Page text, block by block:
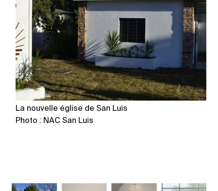
La nouvelle église de San Luis
Photo : NAC San Luis